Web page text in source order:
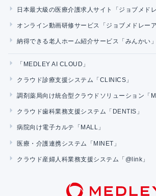
日本最大級の医療介護求人サイト「ジョブメドレ
オンライン動画研修サービス「ジョブメドレーア
納得できる老人ホーム紹介サービス「みんかい」
「MEDLEY AI CLOUD」
クラウド診療支援システム「CLINICS」
調剤薬局向け統合型クラウドソリューション「
クラウド歯科業務支援システム「DENTIS」
病院向け電子カルテ「MALL」
医療・介護連携システム「MINET」
クラウド産婦人科業務支援システム「@link」